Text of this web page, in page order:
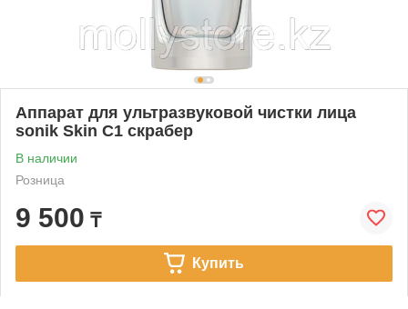
Аппарат для ультразвуковой чистки лица
sonik Skin C1 скрабер
В наличии
Розница
9 500 ₸
Купить